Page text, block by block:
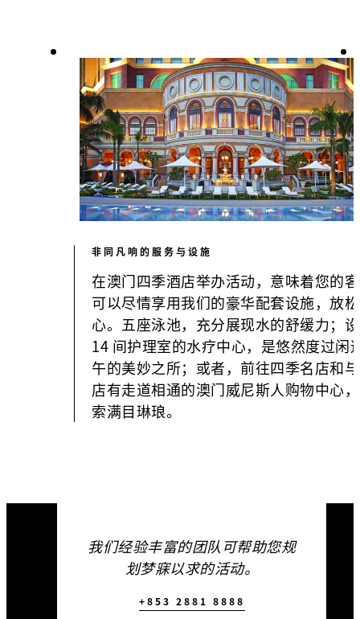
非同凡响的服务与设施
在澳门四季酒店举办活动，意味着您的
可以尽情享用我们的豪华配套设施，放
心。五座泳池，充分展现水的舒缓力；
14 间护理室的水疗中心，是悠然度过闲
午的美妙之所；或者，前往四季名店和
店有走道相通的澳门威尼斯人购物中心
索满目琳琅。
我们经验丰富的团队可帮助您规
划梦寐以求的活动。
+853 2881 8888